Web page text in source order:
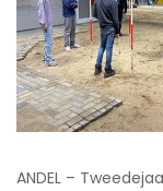
ANDEL –